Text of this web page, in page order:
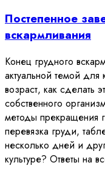
Постепенное
вскармливания
Конец грудного
актуальной темой
возраст, как сделать
собственного
методы прекращения
перевязка груди,
несколько дней и
культуре? Ответы на